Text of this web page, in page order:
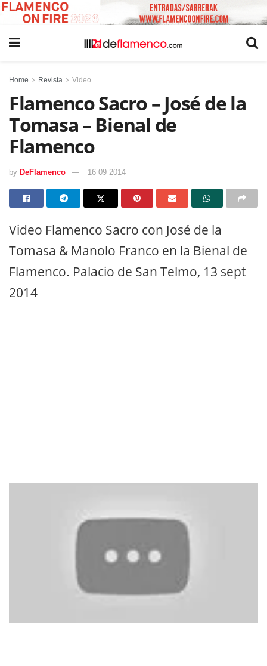
Home Revista Video
Flamenco Sacro – José de la
Tomasa – Bienal de
Flamenco
by DeFlamenco 16 09 2014
Video Flamenco Sacro con José de la
Tomasa & Manolo Franco en la Bienal de
Flamenco. Palacio de San Telmo, 13 sept
2014